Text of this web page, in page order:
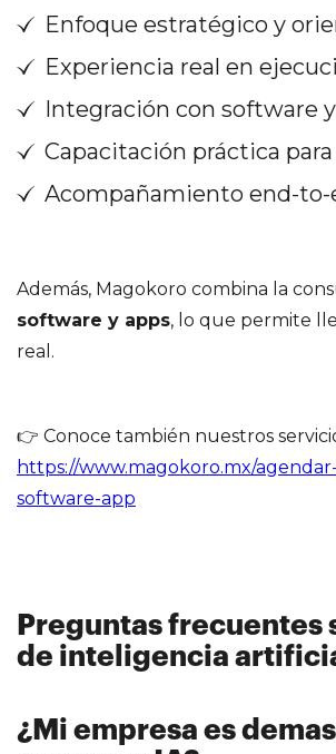
Enfoque estratégico y
Experiencia real en
Integración con software
Capacitación práctica
Acompañamiento end-to-
Además, Magokoro combina la
software y apps, lo que permite
real.
👉 Conoce también nuestros
https://www.magokoro.mx/
software-app
Preguntas
de inteligencia
¿Mi empresa es